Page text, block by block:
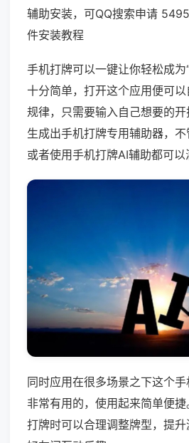
辅助安装，可QQ搜索申请
件安装教程
手机打牌可以一键让你轻松成为
十分简单，打开这个应用便可
规律，只需要输入自己想要的
生成出手机打牌专用辅助器，
或者使用手机打牌AI辅助都可以
同时应用在很多场景之下这个
非常有用的，使用起来简单便
打牌时可以合理调整牌型，提